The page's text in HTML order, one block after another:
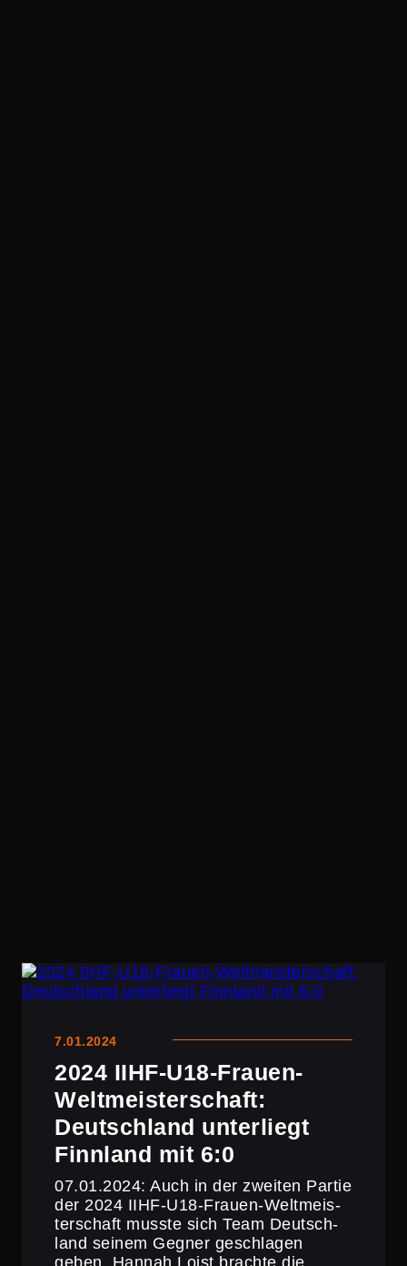
7.01.2024
2024 IIHF-U18-Frauen-
Weltmeis­ter­schaft:
Deutsch­land unter­liegt
Finnland mit 6:0
07.01.2024: Auch in der zweiten Partie
der 2024 IIHF-U18-Frauen-Weltmeis­
ter­schaft musste sich Team Deutsch­
land seinem Gegner geschlagen